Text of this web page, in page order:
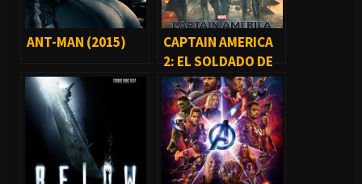
ANT-MAN (2015)
CAPTAIN AMERICA
2: EL SOLDADO DE
INVIERNO (2014)